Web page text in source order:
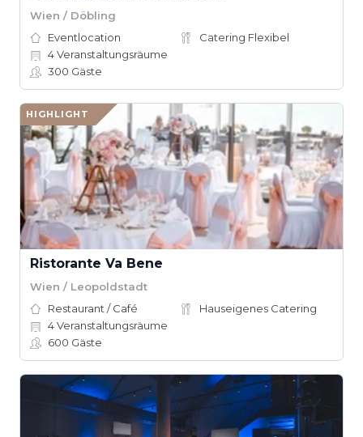
Wien / Döbling
Eventlocation
Catering Flexibel
4Veranstaltungsräume
300 Gäste
HIGHLIGHT
Ristorante Va Bene
Wien / Leopoldstadt
Restaurant / Café
Hauseigenes Catering
4Veranstaltungsräume
600 Gäste